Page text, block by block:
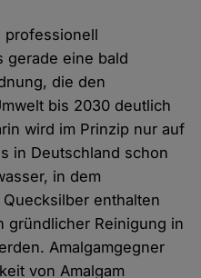
professionell
gerade eine bald
die den
bis 2030 deutlich
wird im Prinzip nur auf
in Deutschland schon
in dem
enthalten
gründlicher Reinigung in
Amalgamgegner
von Amalgam